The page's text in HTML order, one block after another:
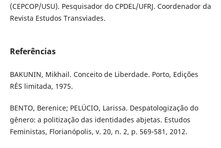
(CEPCOP/USU). Pesquisador do CPDEL/UFRJ. Coordenador da
Revista Estudos Transviades.
Referências
BAKUNIN, Mikhail. Conceito de Liberdade. Porto, Edições
RÉS limitada, 1975.
BENTO, Berenice; PELÚCIO, Larissa. Despatologização do
gênero: a politização das identidades abjetas. Estudos
Feministas, Florianópolis, v. 20, n. 2, p. 569-581, 2012.